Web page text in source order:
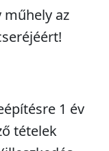
műhely az
1 év
tételek